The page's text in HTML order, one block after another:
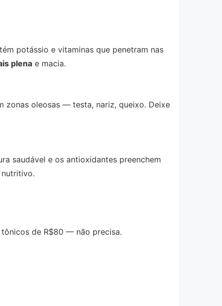
potássio e vitaminas que penetram nas
plena e macia.
zonas oleosas — testa, nariz, queixo. Deixe
saudável e os antioxidantes preenchem
de R$80 — não precisa.